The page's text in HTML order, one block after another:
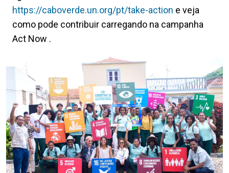
https://caboverde.un.org/pt/take-action e veja
como pode contribuir carregando na campanha
Act Now .